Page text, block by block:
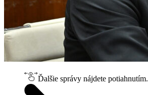
Ďalšie správy nájdete potiahnutím.